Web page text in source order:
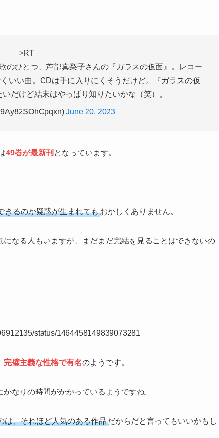
>RT
のひとつ、芦部真梨子さんの『ガラスの仮面』。レコー
いい曲。CDは手に入りにくそうだけど。『ガラスの仮
だけど結末はやっぱり知りたいかな（笑）。
June 20, 2023
49巻が最新刊 となっています。
きるのか疑惑が生まれてもおかしくありません。
なる人もいますが、まだまだ完結を見ることはできないの
status/1464458149839073281
完璧主義な性格で有名のようです。
なりの時間がかかっているようですね。
は、それほど人気のある作品だからだと言ってもいいかもし